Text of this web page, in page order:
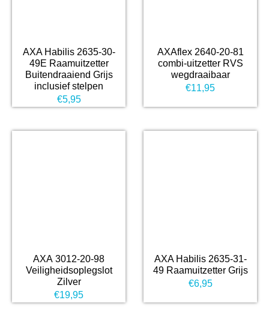
AXA Habilis 2635-30-
49E Raamuitzetter
Buitendraaiend Grijs
inclusief stelpen
€5,95
AXAflex 2640-20-81
combi-uitzetter RVS
wegdraaibaar
€11,95
AXA 3012-20-98
Veiligheidsoplegslot
Zilver
€19,95
AXA Habilis 2635-31-
49 Raamuitzetter Grijs
€6,95